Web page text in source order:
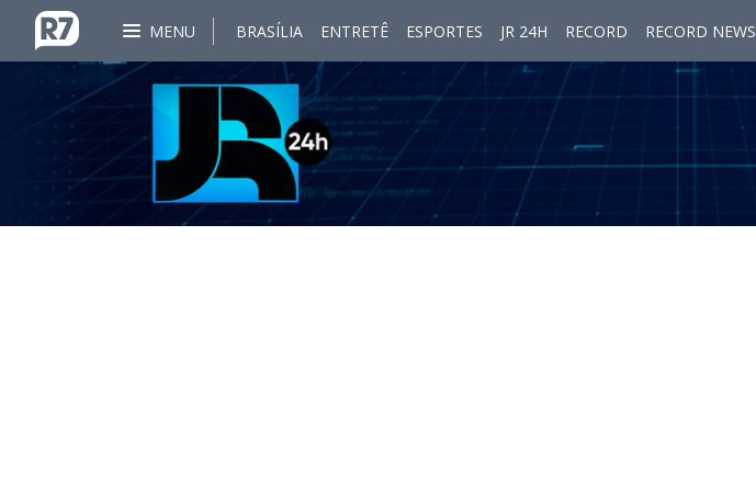
MENU BRASÍLIA ENTRETÊ ESPORTES JR 24H RECORD RECORD NEWS